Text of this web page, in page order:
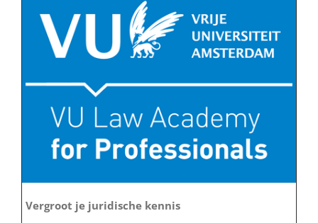
Vergroot je juridische kennis